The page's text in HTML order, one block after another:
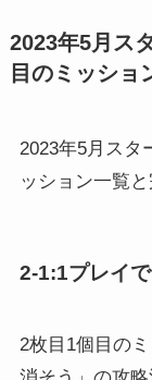
2023年5月ス
目のミッショ
2023年5月スタ
ッション一覧と
2-1:1プレイ
2枚目1個目の